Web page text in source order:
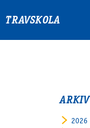
TRAVSKOLA
ARKIV
2026